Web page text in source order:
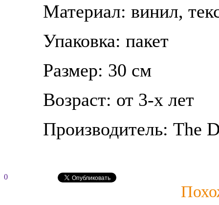
Материал: винил,
Упаковка: пакет
Размер: 30 см
Возраст: от 3-х лет
Производитель:
0